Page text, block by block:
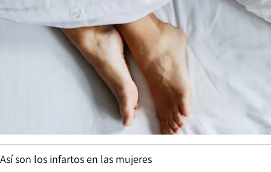
Así son los infartos en las mujeres